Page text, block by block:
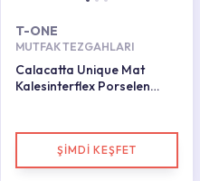
T-ONE
MUTFAK TEZGAHLARI
Calacatta Unique Mat
Kalesinterflex Porselen
ŞİMDİ KEŞFET